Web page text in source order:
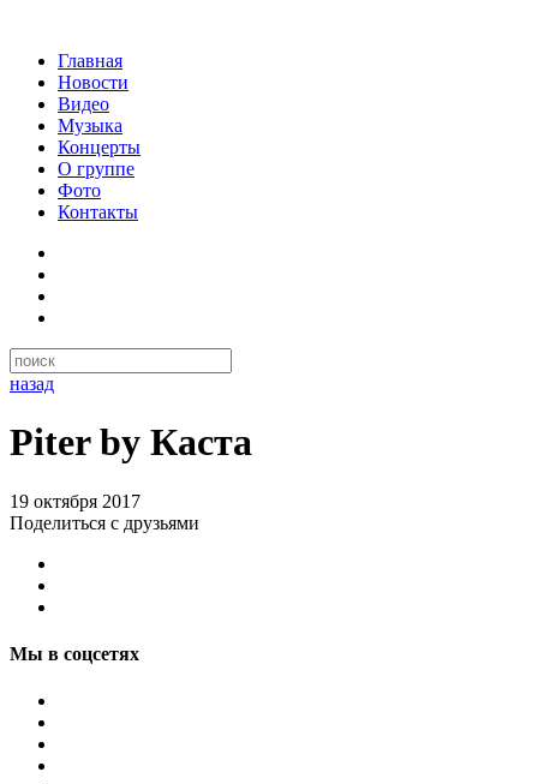
Главная
Новости
Видео
Музыка
Концерты
О группе
Фото
Контакты
назад
Piter by Каста
19 октября 2017
Поделиться с друзьями
Мы в соцсетях